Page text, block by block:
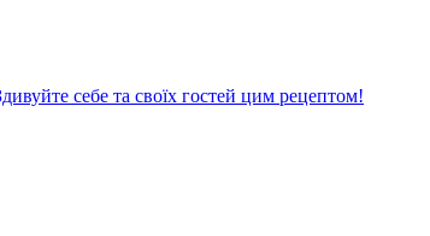
себе та своїх гостей цим рецептом!